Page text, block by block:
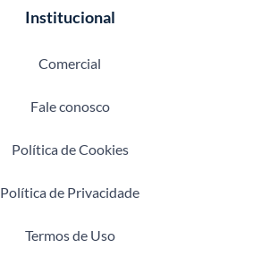
Institucional
Comercial
Fale conosco
Política de Cookies
Política de Privacidade
Termos de Uso